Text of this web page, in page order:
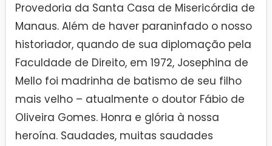
Provedoria da Santa Casa de Misericórdia de
Manaus. Além de haver paraninfado o nosso
historiador, quando de sua diplomação pela
Faculdade de Direito, em 1972, Josephina de
Mello foi madrinha de batismo de seu filho
mais velho – atualmente o doutor Fábio de
Oliveira Gomes. Honra e glória à nossa
heroína. Saudades, muitas saudades